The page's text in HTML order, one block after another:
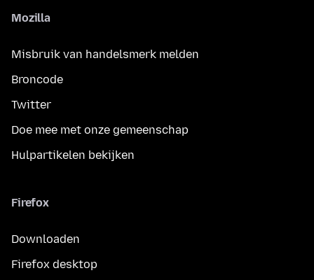
Mozilla
Misbruik van handelsmerk melden
Broncode
Twitter
Doe mee met onze gemeenschap
Hulpartikelen bekijken
Firefox
Downloaden
Firefox desktop